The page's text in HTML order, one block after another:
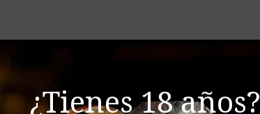
¿Tienes 18 años?